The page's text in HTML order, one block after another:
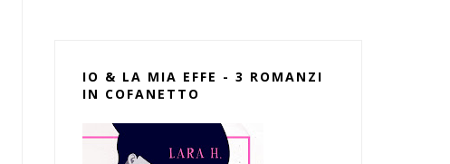
IO & LA MIA EFFE - 3 ROMANZI
IN COFANETTO